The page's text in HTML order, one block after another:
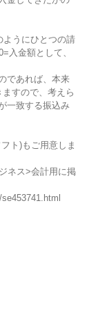
ようにひとつの請
入金額として、
であれば、本来
すので、考えら
一致する振込み
ト)もご用意しま
ネス>会計用に掲